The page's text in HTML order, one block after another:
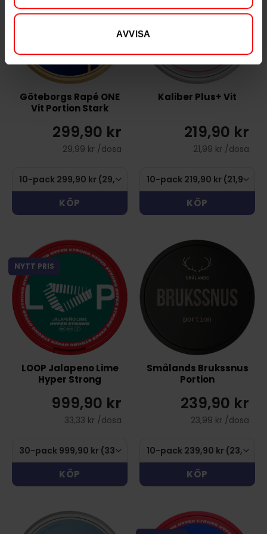
AVVISA
Göteborgs Rapé ONE
Vit Portion Stark
299,90 kr
29,99 kr /dosa
KÖP
Kaliber Plus+ Vit
219,90 kr
21,99 kr /dosa
KÖP
NYTT PRIS
LOOP Jalapeno Lime
Hyper Strong
999,90 kr
33,33 kr /dosa
KÖP
Smålands Brukssnus
Portion
239,90 kr
23,99 kr /dosa
KÖP